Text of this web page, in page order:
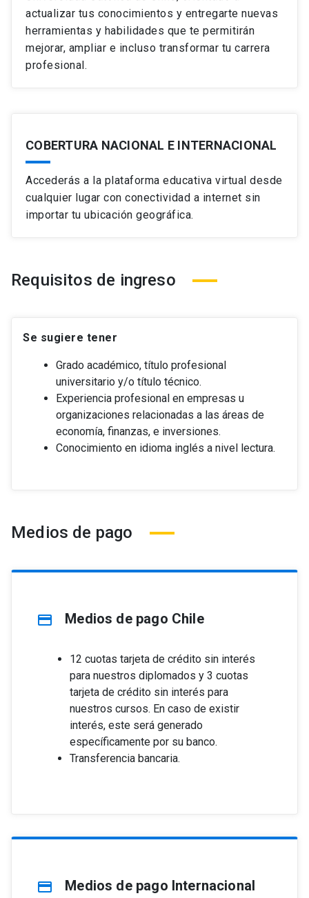
actualizar tus conocimientos y entregarte nuevas
herramientas y habilidades que te permitirán
mejorar, ampliar e incluso transformar tu carrera
profesional.
COBERTURA NACIONAL E INTERNACIONAL
Accederás a la plataforma educativa virtual desde
cualquier lugar con conectividad a internet sin
importar tu ubicación geográfica.
Requisitos de ingreso
Se sugiere tener
Grado académico, título profesional
universitario y/o título técnico.
Experiencia profesional en empresas u
organizaciones relacionadas a las áreas de
economía, finanzas, e inversiones.
Conocimiento en idioma inglés a nivel lectura.
Medios de pago
credit_card Medios de pago Chile
12 cuotas tarjeta de crédito sin interés
para nuestros diplomados y 3 cuotas
tarjeta de crédito sin interés para
nuestros cursos. En caso de existir
interés, este será generado
específicamente por su banco.
Transferencia bancaria.
credit_card Medios de pago Internacional